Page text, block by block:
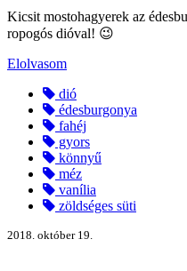
Kicsit mostohagyerek az
ropogós dióval! 😉
Elolvasom
dió
édesburgonya
fahéj
gyors
könnyű
méz
vanília
zöldséges süti
2018. október 19.